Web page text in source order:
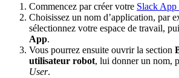
Commencez par créer votre Slack App
Choisissez un nom d’application, par
sélectionnez votre espace de travail,
App.
Vous pourrez ensuite ouvrir la section
utilisateur robot, lui donner un nom,
User.